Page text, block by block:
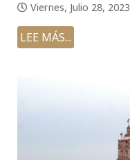
Viernes, Julio 28, 2023
LEE MÁS...